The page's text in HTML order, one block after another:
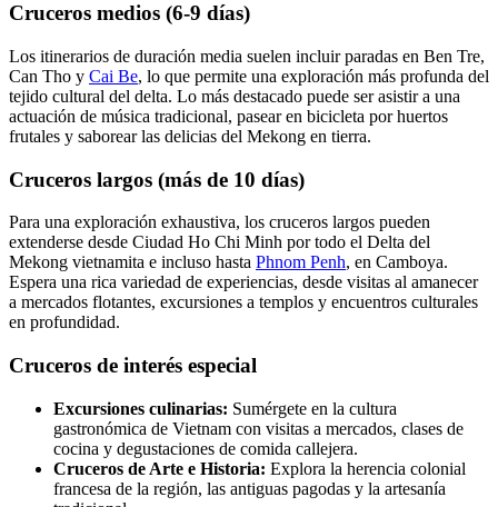
Cruceros medios (6-9 días)
Los itinerarios de duración media suelen incluir paradas en Ben Tre,
Can Tho y Cai Be, lo que permite una exploración más profunda del
tejido cultural del delta. Lo más destacado puede ser asistir a una
actuación de música tradicional, pasear en bicicleta por huertos
frutales y saborear las delicias del Mekong en tierra.
Cruceros largos (más de 10 días)
Para una exploración exhaustiva, los cruceros largos pueden
extenderse desde Ciudad Ho Chi Minh por todo el Delta del
Mekong vietnamita e incluso hasta Phnom Penh, en Camboya.
Espera una rica variedad de experiencias, desde visitas al amanecer
a mercados flotantes, excursiones a templos y encuentros culturales
en profundidad.
Cruceros de interés especial
Excursiones culinarias: Sumérgete en la cultura
gastronómica de Vietnam con visitas a mercados, clases de
cocina y degustaciones de comida callejera.
Cruceros de Arte e Historia: Explora la herencia colonial
francesa de la región, las antiguas pagodas y la artesanía